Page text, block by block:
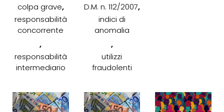
colpa grave,
responsabilità
concorrente
,
responsabilità
intermediario
D.M. n. 112/2007,
indici di
anomalia
,
utilizzi
fraudolenti